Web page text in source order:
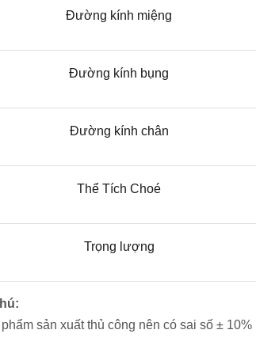
Đường kính miệng
Đường kính bụng
Đường kính chân
Thể Tích Choé
Trọng lượng
sản xuất thủ công nên có sai số ± 10%